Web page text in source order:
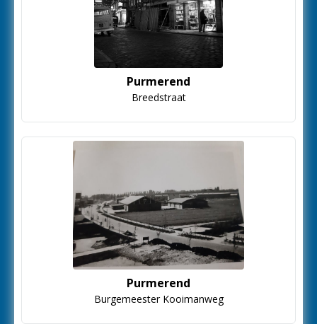
Purmerend
Breedstraat
Purmerend
Burgemeester Kooimanweg